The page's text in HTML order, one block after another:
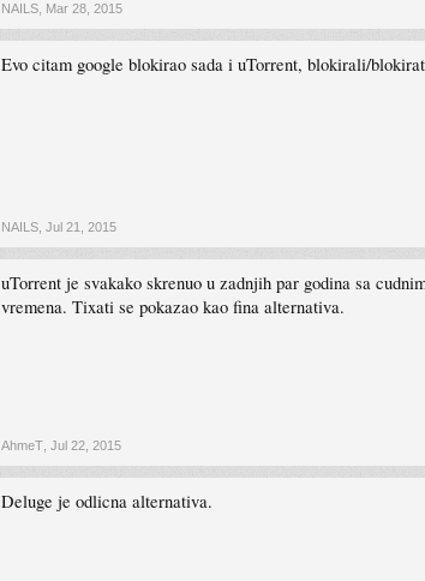
NAILS Mar 28, 2015
Evo citam google blokirao sada i uTorrent, blokirali/
NAILS Jul 21, 2015
uTorrent je svakako skrenuo u zadnjih par godina sa
vremena. Tixati se pokazao kao fina alternativa.
AhmeT Jul 22, 2015
Deluge je odlicna alternativa.